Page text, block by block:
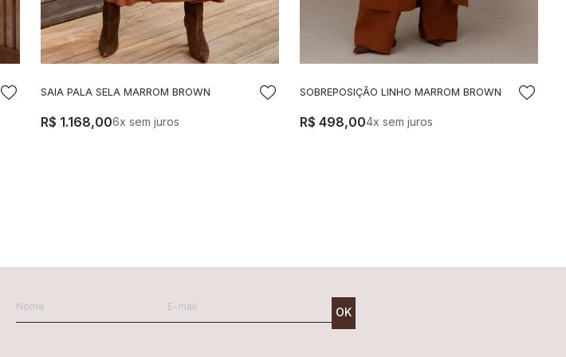
ADICIONAR A SACOLA
SAIA PALA SELA MARROM BROWN
R$ 1.168,006x sem juros
ADICIONAR A SACOLA
SOBREPOSIÇÃO LINHO MARROM BROWN
R$ 498,004x sem juros
OK